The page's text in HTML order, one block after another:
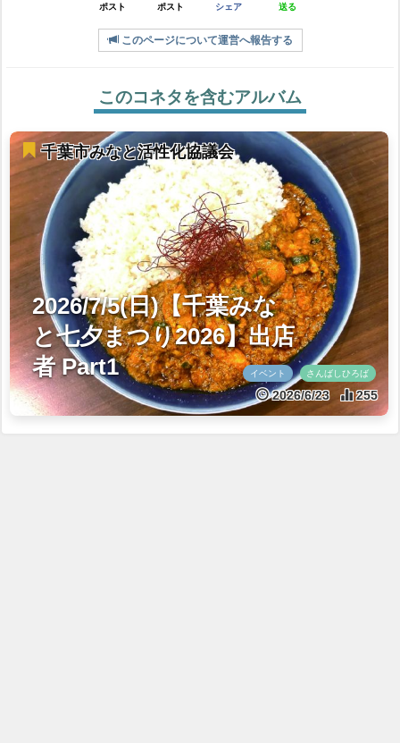
ポスト ポスト シェア 送る
このページについて運営へ報告する
このコネタを含むアルバム
千葉市みなと活性化協議会
2026/7/5(日)【千葉みな
と七夕まつり2026】出店
者 Part1
イベント さんばしひろば
2026/6/23 255